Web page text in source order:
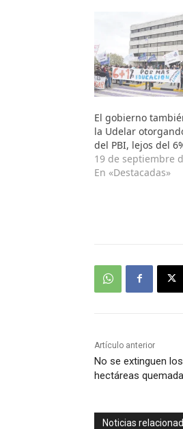
El gobierno
la Udelar
del PBI, lejos del
19 de septiembre
En «Destacadas»
Artículo anterior
No se extinguen
hectáreas
Noticias